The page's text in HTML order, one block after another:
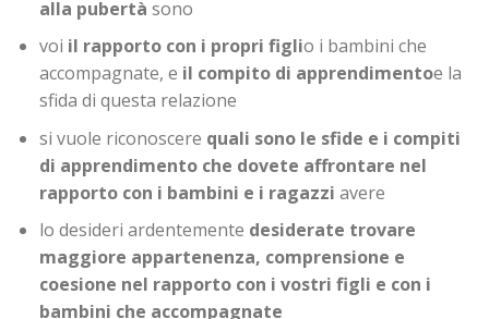
alla pubertà sono
voi il rapporto con i propri figlio i bambini che
accompagnate, e il compito di apprendimentoe la
sfida di questa relazione
si vuole riconoscere quali sono le sfide e i compiti
di apprendimento che dovete affrontare nel
rapporto con i bambini e i ragazzi avere
lo desideri ardentemente desiderate trovare
maggiore appartenenza, comprensione e
coesione nel rapporto con i vostri figli e con i
bambini che accompagnate